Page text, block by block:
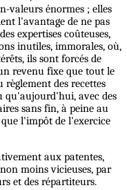
valeurs énormes ; elles
l'avantage de ne pas
expertises coûteuses,
inutiles, immorales, où,
ils sont forcés de
revenu fixe que tout le
des recettes
qu'aujourd'hui, avec des
sans fin, à peine au
l'impôt de l'exercice
aux patentes,
moins vicieuses, par
et des répartiteurs.